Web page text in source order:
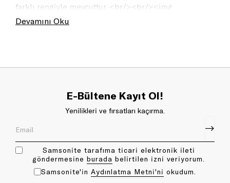
farklı rengiyle mevcuttur. <br/><br/><img
src="""//shop.samsonite.co.uk/images/engl/grfx/
Devamını Oku
E-Bültene Kayıt Ol!
Yenilikleri ve fırsatları kaçırma.
Samsonite tarafıma ticari elektronik ileti
göndermesine bu rada belirtilen izni veriyorum.
Samsonite'in Aydınlatma Metni'ni okudum.